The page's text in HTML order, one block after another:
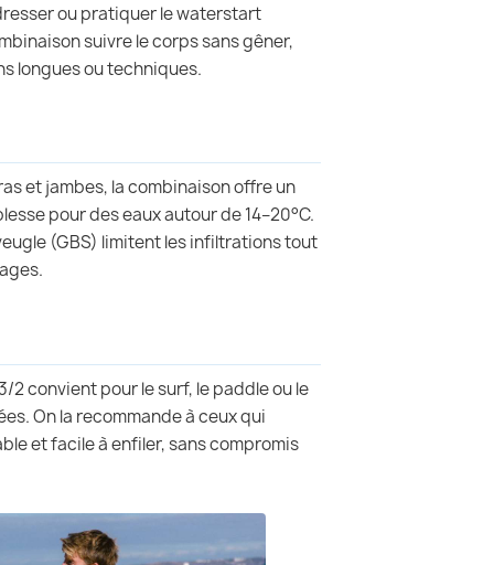
ou pratiquer le waterstart
suivre le corps sans gêner,
longues ou techniques.
et jambes, la combinaison offre un
pour des eaux autour de 14–20°C.
(GBS) limitent les infiltrations tout
convient pour le surf, le paddle ou le
On la recommande à ceux qui
et facile à enfiler, sans compromis